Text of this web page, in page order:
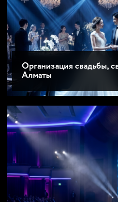
Организация свадьбы,
Алматы